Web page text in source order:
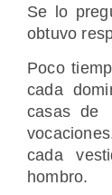
Se lo
obtuvo
Poco
cada
casas de
cada
hombro.